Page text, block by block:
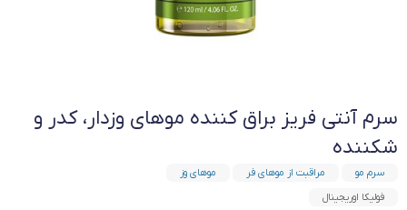
سرم آنتی فریز براق کننده موهای وزدار، کدر و
شکننده
سرم مو مراقبت از موهای فر
موهای وز
فولیکا اوریجینال